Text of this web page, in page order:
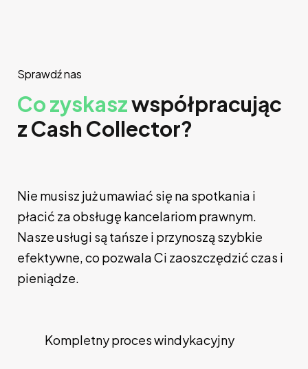
Sprawdź nas
Co zyskaszwspółpracując
z Cash Collector?
Nie musisz już umawiać się na spotkania i
płacić za obsługę kancelariom prawnym.
Nasze usługi są tańsze i przynoszą szybkie
efektywne, co pozwala Ci zaoszczędzić czas i
pieniądze.
Kompletny proces windykacyjny